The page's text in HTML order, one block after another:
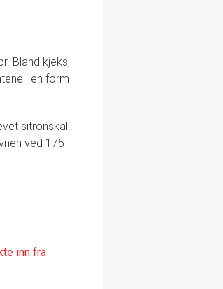
Bland kjeks,
i en form
sitronskall.
ved 175
inn fra